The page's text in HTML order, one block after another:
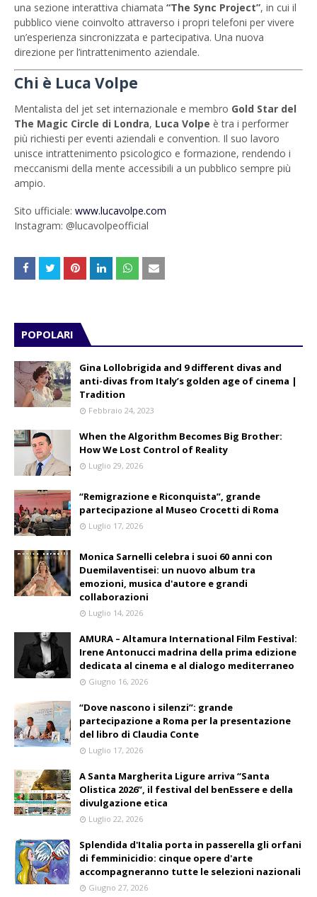
una sezione interattiva chiamata “The Sync Project”, in cui il
pubblico viene coinvolto attraverso i propri telefoni per vivere
un’esperienza sincronizzata e partecipativa. Una nuova
direzione per l’intrattenimento aziendale.
Chi è Luca Volpe
Mentalista del jet set internazionale e membro Gold Star del
The Magic Circle di Londra, Luca Volpe è tra i performer
più richiesti per eventi aziendali e convention. Il suo lavoro
unisce intrattenimento psicologico e formazione, rendendo i
meccanismi della mente accessibili a un pubblico sempre più
ampio.
Sito ufficiale: www.lucavolpe.com
Instagram: @lucavolpeofficial
POPOLARI
Gina Lollobrigida and 9 different divas and
anti-divas from Italy’s golden age of cinema |
Tradition
Febbraio 24, 2023
When the Algorithm Becomes Big Brother:
How We Lost Control of Reality
Luglio 29, 2026
“Remigrazione e Riconquista”, grande
partecipazione al Museo Crocetti di Roma
Luglio 17, 2026
Monica Sarnelli celebra i suoi 60 anni con
Duemilaventisei: un nuovo album tra
emozioni, musica d'autore e grandi
collaborazioni
Luglio 14, 2026
AMURA – Altamura International Film Festival:
Irene Antonucci madrina della prima edizione
dedicata al cinema e al dialogo mediterraneo
Giugno 16, 2026
“Dove nascono i silenzi”: grande
partecipazione a Roma per la presentazione
del libro di Claudia Conte
Luglio 17, 2026
A Santa Margherita Ligure arriva “Santa
Olistica 2026”, il festival del benEssere e della
divulgazione etica
Luglio 22, 2026
Splendida d'Italia porta in passerella gli orfani
di femminicidio: cinque opere d'arte
accompagneranno tutte le selezioni nazionali
Giugno 27, 2026